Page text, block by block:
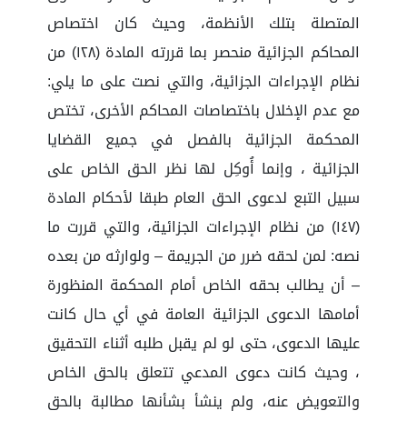
المتصلة بتلك الأنظمة، وحيث كان اختصاص
المحاكم الجزائية منحصر بما قررته المادة (١٢٨) من
نظام الإجراءات الجزائية، والتي نصت على ما يلي:
مع عدم الإخلال باختصاصات المحاكم الأخرى، تختص
المحكمة الجزائية بالفصل في جميع القضايا
الجزائية ، وإنما أُوكِل لها نظر الحق الخاص على
سبيل التبع لدعوى الحق العام طبقا لأحكام المادة
(١٤٧) من نظام الإجراءات الجزائية، والتي قررت ما
نصه: لمن لحقه ضرر من الجريمة – ولوارثه من بعده
– أن يطالب بحقه الخاص أمام المحكمة المنظورة
أمامها الدعوى الجزائية العامة في أي حال كانت
عليها الدعوى، حتى لو لم يقبل طلبه أثناء التحقيق
، وحيث كانت دعوى المدعي تتعلق بالحق الخاص
والتعويض عنه، ولم ينشأ بشأنها مطالبة بالحق